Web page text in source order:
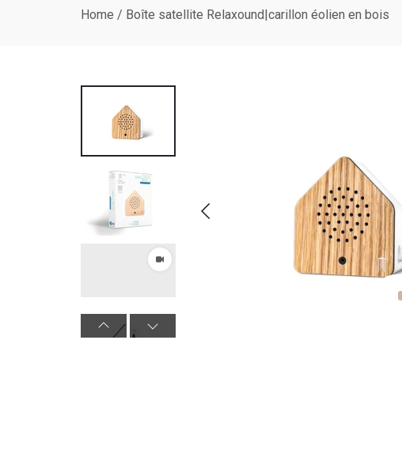
Home / Boîte satellite Relaxound|carillon éolien en bois